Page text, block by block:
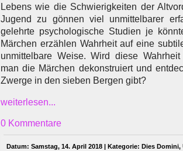
Lebens wie die Schwierigkeiten der
Jugend zu gönnen viel unmittelbarer
gelehrte psychologische Studien je
Märchen erzählen Wahrheit auf eine
unmittelbare Weise. Wird diese
man die Märchen dekonstruiert und
Zwerge in den sieben Bergen gibt?
weiterlesen...
0 Kommentare
Datum: Samstag, 14. April 2018 | Kategorie: Dies Domini,